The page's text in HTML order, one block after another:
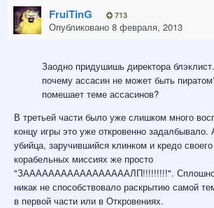
FruiTinG 713
Опубликовано 8 февраля, 2013
Заодно придушишь директора
почему ассасин не может быть
помешает теме ассасинов?
В третьей части было уже слишком много
концу игры это уже откровенно задалбывало.
убийца, заручившийся клинком и кредо
корабельных миссиях же просто
"ЗАААААААААААААААААЛП!!!!!!!!!".
никак не способствовало раскрытию самой
в первой части или в Откровениях.